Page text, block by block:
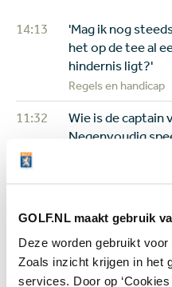
GOLF.NL maakt gebruik
Deze worden gebruikt
Zoals inzicht krijgen in het
services. Door op
14:13
'Mag ik nog
het op de tee al
hindernis ligt?'
Regels en handicap
11:32
Wie is de captain
Negenvoudig
majorwinnares
05 aug
Review van
minuten weet je
Overig nieuws